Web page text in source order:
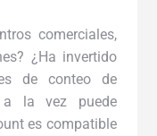
comerciales,
¿Ha invertido
de conteo de
a la vez puede
es compatible